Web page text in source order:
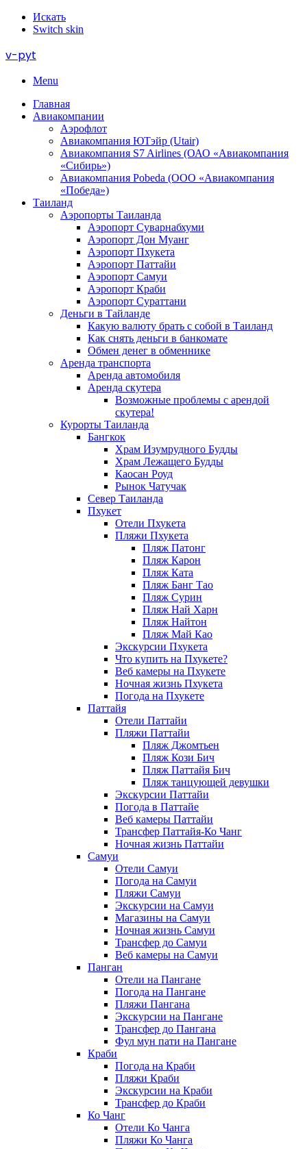
Искать
Switch skin
v-pyt
Menu
Главная
Авиакомпании
Аэрофлот
Авиакомпания ЮТэйр (Utair)
Авиакомпания S7 Airlines (ОАО «Авиакомпания
«Сибирь»)
Авиакомпания Pobeda (ООО «Авиакомпания
«Победа»)
Таиланд
Аэропорты Таиланда
Аэропорт Суварнабхуми
Аэропорт Дон Муанг
Аэропорт Пхукета
Аэропорт Паттайи
Аэропорт Самуи
Аэропорт Краби
Аэропорт Сураттани
Деньги в Тайланде
Какую валюту брать с собой в Таиланд
Как снять деньги в банкомате
Обмен денег в обменнике
Аренда транспорта
Аренда автомобиля
Аренда скутера
Возможные проблемы с арендой
скутера!
Курорты Таиланда
Бангкок
Храм Изумрудного Будды
Храм Лежащего Будды
Каосан Роуд
Рынок Чатучак
Север Таиланда
Пхукет
Отели Пхукета
Пляжи Пхукета
Пляж Патонг
Пляж Карон
Пляж Ката
Пляж Банг Тао
Пляж Сурин
Пляж Най Харн
Пляж Найтон
Пляж Май Као
Экскурсии Пхукета
Что купить на Пхукете?
Веб камеры на Пхукете
Ночная жизнь Пхукета
Погода на Пхукете
Паттайя
Отели Паттайи
Пляжи Паттайи
Пляж Джомтьен
Пляж Кози Бич
Пляж Паттайя Бич
Пляж танцующей девушки
Экскурсии Паттайи
Погода в Паттайе
Веб камеры Паттайи
Трансфер Паттайя-Ко Чанг
Ночная жизнь Паттайи
Самуи
Отели Самуи
Погода на Самуи
Пляжи Самуи
Экскурсии на Самуи
Магазины на Самуи
Ночная жизнь Самуи
Трансфер до Самуи
Веб камеры на Самуи
Панган
Отели на Пангане
Погода на Пангане
Пляжи Пангана
Экскурсии на Пангане
Трансфер до Пангана
Фул мун пати на Пангане
Краби
Погода на Краби
Пляжи Краби
Экскурсии на Краби
Трансфер до Краби
Ко Чанг
Отели Ко Чанга
Пляжи Ко Чанга